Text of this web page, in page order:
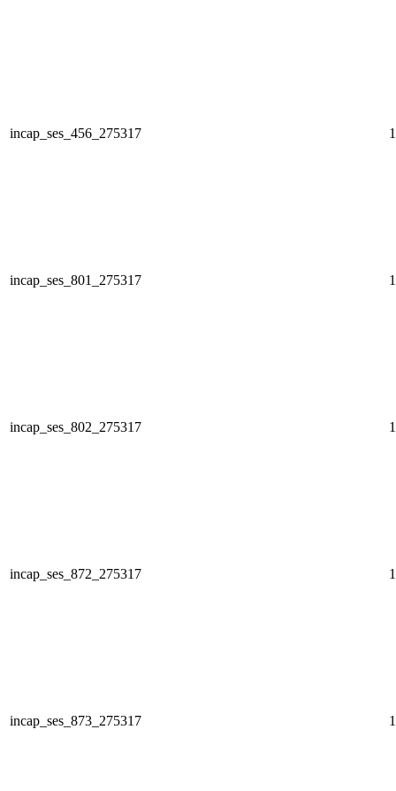
incap_ses_456_275317
incap_ses_801_275317
incap_ses_802_275317
incap_ses_872_275317
incap_ses_873_275317